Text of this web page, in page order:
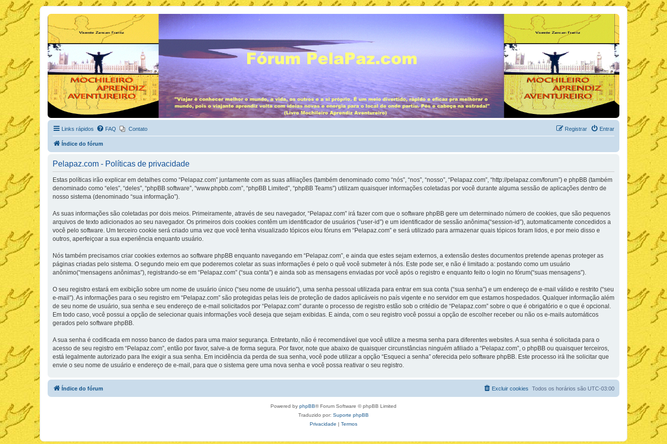
Links rápidos FAQ Contato Entrar
Registrar
Índice do fórum
Pelapaz.com - Políticas de privacidade
Estas políticas irão explicar em detalhes como “Pelapaz.com” juntamente com as suas afiliações (também denominado como “nós”, “nos”, “nosso”, “Pelapaz.com”, “http://pelapaz.com/forum”) e phpBB (também
denominado como “eles”, “deles”, “phpBB software”, “www.phpbb.com”, “phpBB Limited”, “phpBB Teams”) utilizam quaisquer informações coletadas por você durante alguma sessão de aplicações dentro de
nosso sistema (denominado “sua informação”).
As suas informações são coletadas por dois meios. Primeiramente, através de seu navegador, “Pelapaz.com” irá fazer com que o software phpBB gere um determinado número de cookies, que são pequenos
arquivos de texto adicionados ao seu navegador. Os primeiros dois cookies contêm um identificador de usuários (“user-id”) e um identificador de sessão anônima(“session-id”), automaticamente concedidos a
você pelo software. Um terceiro cookie será criado uma vez que você tenha visualizado tópicos e/ou fóruns em “Pelapaz.com” e será utilizado para armazenar quais tópicos foram lidos, e por meio disso e
outros, aperfeiçoar a sua experiência enquanto usuário.
Nós também precisamos criar cookies externos ao software phpBB enquanto navegando em “Pelapaz.com”, e ainda que estes sejam externos, a extensão destes documentos pretende apenas proteger as
páginas criadas pelo sistema. O segundo meio em que poderemos coletar as suas informações é pelo o quê você submeter à nós. Este pode ser, e não é limitado a: postando como um usuário
anônimo(“mensagens anônimas”), registrando-se em “Pelapaz.com” (“sua conta”) e ainda sob as mensagens enviadas por você após o registro e enquanto feito o login no fórum(“suas mensagens”).
O seu registro estará em exibição sobre um nome de usuário único (“seu nome de usuário”), uma senha pessoal utilizada para entrar em sua conta (“sua senha”) e um endereço de e-mail válido e restrito (“seu
e-mail”). As informações para o seu registro em “Pelapaz.com” são protegidas pelas leis de proteção de dados aplicáveis no país vigente e no servidor em que estamos hospedados. Qualquer informação além
de seu nome de usuário, sua senha e seu endereço de e-mail solicitados por “Pelapaz.com” durante o processo de registro estão sob o critédio de “Pelapaz.com” sobre o que é obrigatório e o que é opcional.
Em todo caso, você possui a opção de selecionar quais informações você deseja que sejam exibidas. E ainda, com o seu registro você possui a opção de escolher receber ou não os e-mails automáticos
gerados pelo software phpBB.
A sua senha é codificada em nosso banco de dados para uma maior segurança. Entretanto, não é recomendável que você utilize a mesma senha para diferentes websites. A sua senha é solicitada para o
acesso de seu registro em “Pelapaz.com”, então por favor, salve-a de forma segura. Por favor, note que abaixo de quaisquer circunstâncias ninguém afiliado a “Pelapaz.com”, o phpBB ou quaisquer terceiros,
está legalmente autorizado para lhe exigir a sua senha. Em incidência da perda de sua senha, você pode utilizar a opção “Esqueci a senha” oferecida pelo software phpBB. Este processo irá lhe solicitar que
envie o seu nome de usuário e endereço de e-mail, para que o sistema gere uma nova senha e você possa reativar o seu registro.
Índice do fórum Todos os horários são UTC-03:00
Excluir cookies
Powered by phpBB® Forum Software © phpBB Limited
Traduzido por: Suporte phpBB
Privacidade | Termos